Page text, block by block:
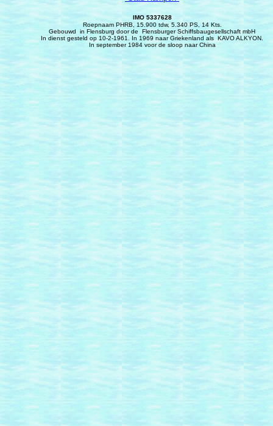
IMO 5337628
Roepnaam PHRB, 15.900 tdw, 5.340 PS, 14 Kts.
Gebouwd in Flensburg door de Flensburger Schiffsbaugesellschaft mbH
In dienst gesteld op 10-2-1961. In 1969 naar Griekenland als KAVO ALKYON.
In september 1984 voor de sloop naar China